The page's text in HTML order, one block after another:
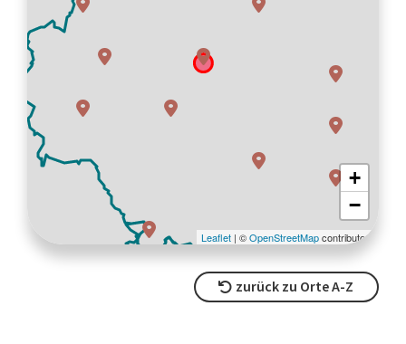
zurück zu Orte A-Z